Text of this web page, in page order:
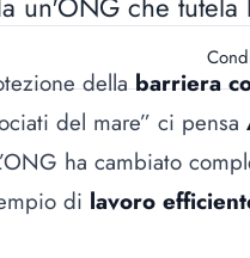
dellabarriera
del mare” ci pensa
ha cambiato
di lavoro